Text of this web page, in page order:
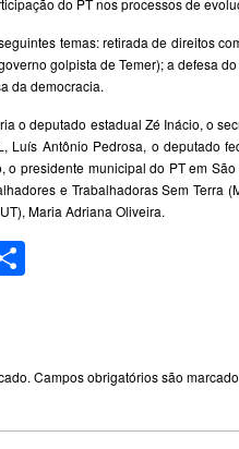
do PT nos processos de
temas: retirada de direitos
golpista de Temer); a defesa
da democracia.
o deputado estadual Zé Inácio, o
Luís Antônio Pedrosa, o deputado
o presidente municipal do PT em
e Trabalhadoras Sem Terra
Maria Adriana Oliveira.
Campos obrigatórios são